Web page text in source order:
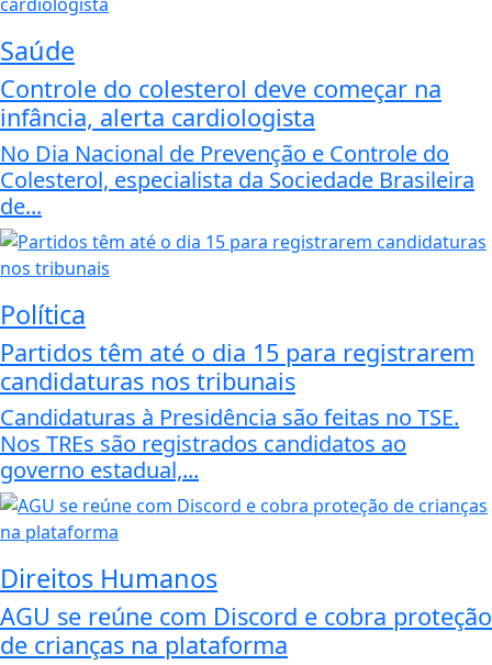
Saúde
Controle do colesterol deve começar na
infância, alerta cardiologista
No Dia Nacional de Prevenção e Controle do
Colesterol, especialista da Sociedade Brasileira
de...
Política
Partidos têm até o dia 15 para registrarem
candidaturas nos tribunais
Candidaturas à Presidência são feitas no TSE.
Nos TREs são registrados candidatos ao
governo estadual,...
Direitos Humanos
AGU se reúne com Discord e cobra proteção
de crianças na plataforma